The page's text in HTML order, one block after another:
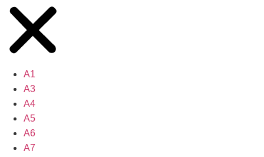
A1
A3
A4
A5
A6
A7